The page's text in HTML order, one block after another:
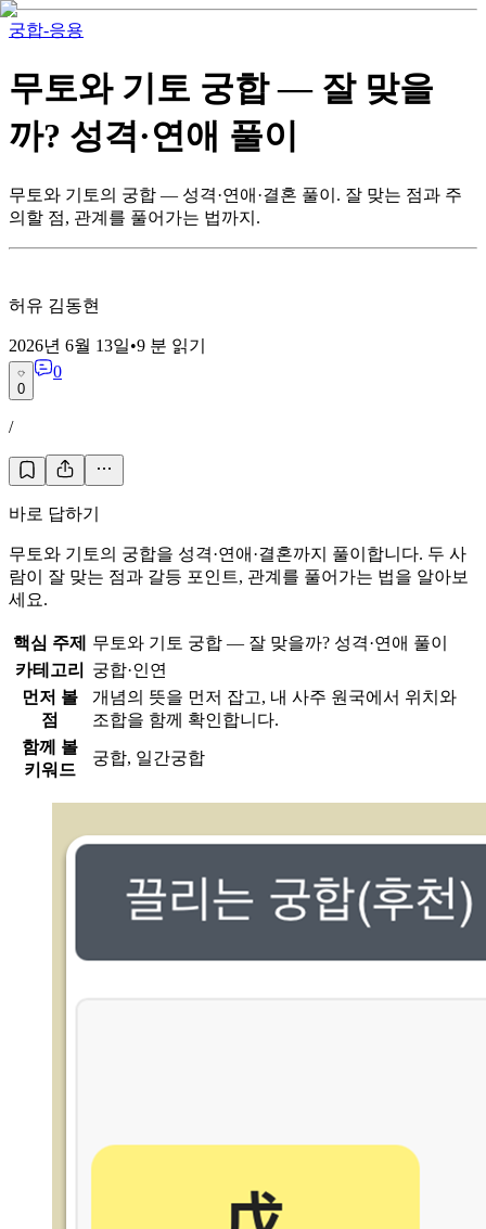
궁합-응용
무토와 기토 궁합 — 잘 맞을
까? 성격·연애 풀이
무토와 기토의 궁합 — 성격·연애·결혼 풀이. 잘 맞는 점과 주
의할 점, 관계를 풀어가는 법까지.
허유 김동현
2026년 6월 13일•9 분 읽기
0
0
/
바로 답하기
무토와 기토의 궁합을 성격·연애·결혼까지 풀이합니다. 두 사
람이 잘 맞는 점과 갈등 포인트, 관계를 풀어가는 법을 알아보
세요.
핵심 주제
무토와 기토 궁합 — 잘 맞을까? 성격·연애 풀이
카테고리
궁합·인연
먼저 볼
점
개념의 뜻을 먼저 잡고, 내 사주 원국에서 위치와
조합을 함께 확인합니다.
함께 볼
키워드
궁합, 일간궁합